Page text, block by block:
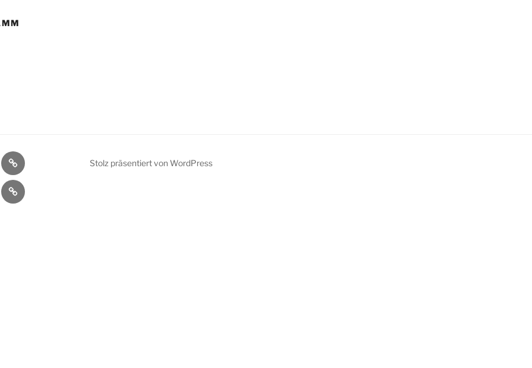
Bühnenprogramm
Datenschutzerklärung
Stolz präsentiert von WordPress